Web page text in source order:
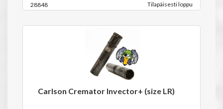
28848 Tilapäisesti loppu
Carlson Cremator Invector+ (size LR)